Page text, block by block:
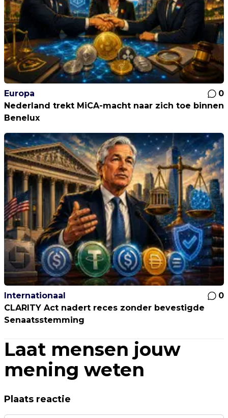
Europa
0
Nederland trekt MiCA-macht naar zich toe binnen
Benelux
Internationaal
0
CLARITY Act nadert reces zonder bevestigde
Senaatsstemming
Laat mensen jouw
mening weten
Plaats reactie